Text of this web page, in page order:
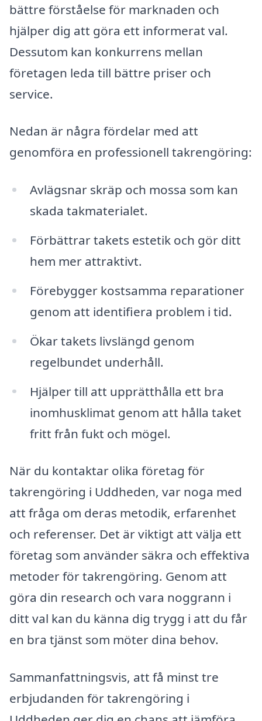
bättre förståelse för marknaden och
hjälper dig att göra ett informerat val.
Dessutom kan konkurrens mellan
företagen leda till bättre priser och
service.
Nedan är några fördelar med att
genomföra en professionell takrengöring:
Avlägsnar skräp och mossa som kan
skada takmaterialet.
Förbättrar takets estetik och gör ditt
hem mer attraktivt.
Förebygger kostsamma reparationer
genom att identifiera problem i tid.
Ökar takets livslängd genom
regelbundet underhåll.
Hjälper till att upprätthålla ett bra
inomhusklimat genom att hålla taket
fritt från fukt och mögel.
När du kontaktar olika företag för
takrengöring i Uddheden, var noga med
att fråga om deras metodik, erfarenhet
och referenser. Det är viktigt att välja ett
företag som använder säkra och effektiva
metoder för takrengöring. Genom att
göra din research och vara noggrann i
ditt val kan du känna dig trygg i att du får
en bra tjänst som möter dina behov.
Sammanfattningsvis, att få minst tre
erbjudanden för takrengöring i